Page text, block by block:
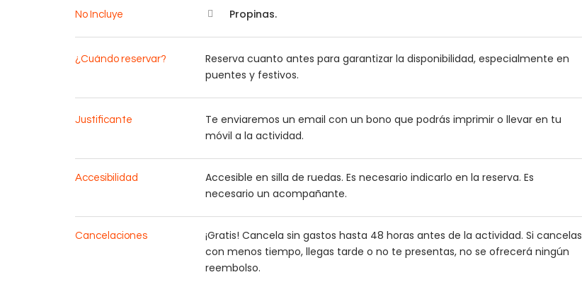
No Incluye Propinas.
¿Cuándo reservar?
Reserva cuanto antes para garantizar la disponibilidad, especialmente en
puentes y festivos.
Justificante
Te enviaremos un email con un bono que podrás imprimir o llevar en tu
móvil a la actividad.
Accesibilidad
Accesible en silla de ruedas. Es necesario indicarlo en la reserva. Es
necesario un acompañante.
Cancelaciones
¡Gratis! Cancela sin gastos hasta 48 horas antes de la actividad. Si cancelas
con menos tiempo, llegas tarde o no te presentas, no se ofrecerá ningún
reembolso.